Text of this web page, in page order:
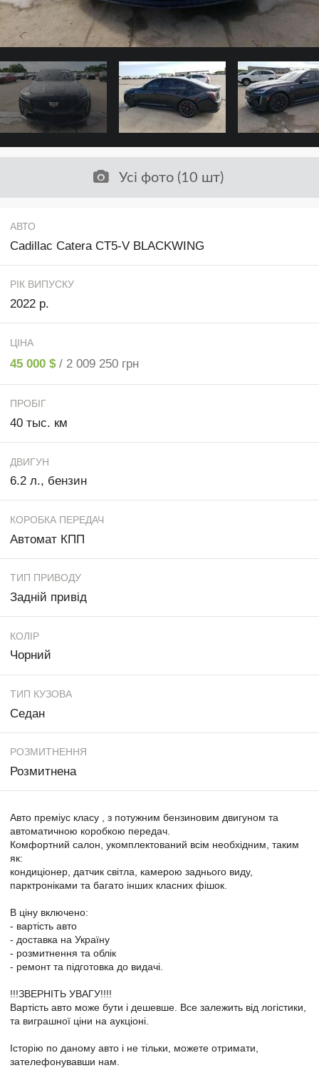
Усі фото (10 шт)
АВТО
Cadillac Catera CT5-V BLACKWING
РІК ВИПУСКУ
2022 р.
ЦІНА
45 000 $ / 2 009 250 грн
ПРОБІГ
40 тыс. км
ДВИГУН
6.2 л., бензин
КОРОБКА ПЕРЕДАЧ
Автомат КПП
ТИП ПРИВОДУ
Задній привід
КОЛІР
Чорний
ТИП КУЗОВА
Седан
РОЗМИТНЕННЯ
Розмитнена
Авто преміус класу , з потужним бензиновим двигуном та
автоматичною коробкою передач.
Комфортний салон, укомплектований всім необхідним, таким
як:
кондиціонер, датчик світла, камерою заднього виду,
парктроніками та багато інших класних фішок.
В ціну включено:
- вартість авто
- доставка на Україну
- розмитнення та облік
- ремонт та підготовка до видачі.
!!!ЗВЕРНІТЬ УВАГУ!!!!
Вартість авто може бути і дешевше. Все залежить від логістики,
та виграшної ціни на аукціоні.
Історію по даному авто і не тільки, можете отримати,
зателефонувавши нам.